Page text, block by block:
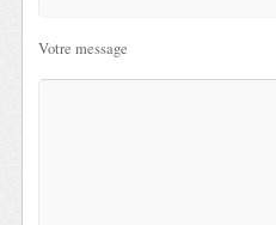
Votre message